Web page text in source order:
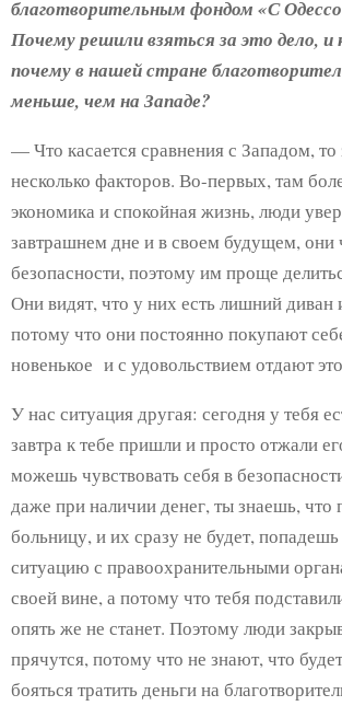
благотворительным фондом «С
Почему решили взяться за это дело, и
почему в нашей стране
меньше, чем на Западе?
— Что касается сравнения с Западом, то
несколько факторов. Во-первых, там
экономика и спокойная жизнь, люди
завтрашнем дне и в своем будущем, они
безопасности, поэтому им проще
Они видят, что у них есть лишний диван
потому что они постоянно покупают
новенькое и с удовольствием отдают
У нас ситуация другая: сегодня у тебя
завтра к тебе пришли и просто отжали
можешь чувствовать себя в
даже при наличии денег, ты знаешь, что
больницу, и их сразу не будет,
ситуацию с правоохранительными
своей вине, а потому что тебя
опять же не станет. Поэтому люди
прячутся, потому что не знают, что
бояться тратить деньги на